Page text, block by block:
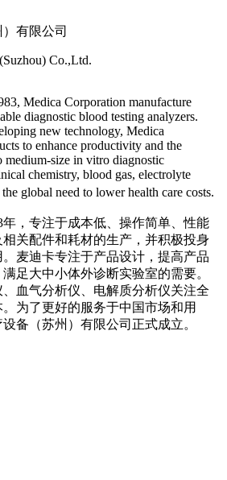
有限公司
Co.,Ltd.
Medica Corporation manufacture
diagnostic blood testing analyzers.
new technology, Medica
to enhance productivity and the
medium-size in vitro diagnostic
chemistry, blood gas, electrolyte
global need to lower health care costs.
年，专注于成本低、操作简单、性能
关配件和耗材的生产，并积极投身
麦迪卡专注于产品设计，提高产品
足大中小体外诊断实验室的需要。
血气分析仪、电解质分析仪关注全
为了更好的服务于中国市场和用
备（苏州）有限公司正式成立。